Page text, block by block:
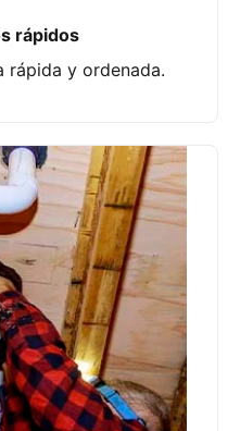
rápidos
rápida y ordenada.